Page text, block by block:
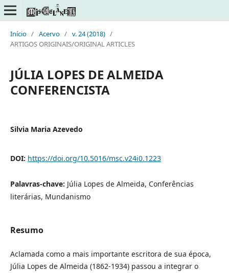
Início / Acervo / v. 24 (2018) /
ARTIGOS ORIGINAIS/ORIGINAL ARTICLES
JÚLIA LOPES DE ALMEIDA
CONFERENCISTA
Silvia Maria Azevedo
DOI: https://doi.org/10.5016/msc.v24i0.1223
Palavras-chave: Júlia Lopes de Almeida, Conferências
literárias, Mundanismo
Resumo
Aclamada como a mais importante escritora de sua época,
Júlia Lopes de Almeida (1862-1934) passou a integrar o